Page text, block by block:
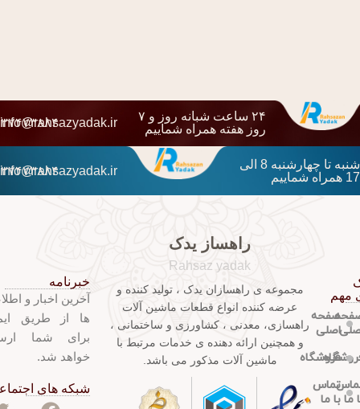
۲۴ ساعت شبانه روز و ۷
روز هفته همراه شماییم
info@rahsazyadak.ir
شنبه تا چهارشنبه 8 الی
17 همراه شماییم
info@rahsazyadak.ir
مهم
ما
صفحه
اصلی
فروشگاه
تماس
با ما
راهساز یدک
Rahsaz yadak
مجموعه ی راهسازان یدک ، تولید کننده و
عرضه کننده انواع قطعات ماشین آلات
راهسازی، معدنی ، کشاورزی و ساختمانی ،
و همچنین ارائه دهنده ی خدمات مرتبط با
ماشین آلات مذکور می باشد.
خبرنامه
آخرین اخبار و
ها از طریق
برای شما
خواهد شد.
شبکه های